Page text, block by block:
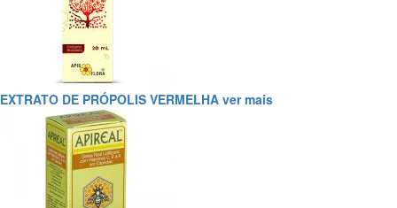
EXTRATO DE PRÓPOLIS VERMELHA ver mais